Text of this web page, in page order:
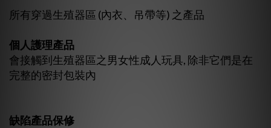
所有穿過生殖器區 (內衣、吊帶等) 之產品
個人護理產品
會接觸到生殖器區之男女性成人玩具, 除非它們是在
完整的密封包裝內
缺陷產品保修